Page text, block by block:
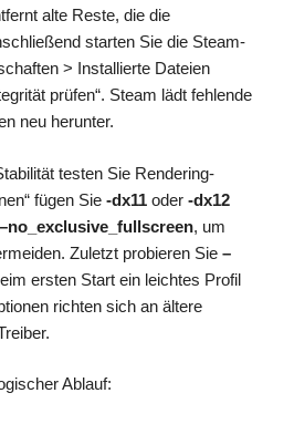
alte Reste, die die
starten Sie die Steam-
> Installierte Dateien
prüfen“. Steam lädt fehlende
neu herunter.
testen Sie Rendering-
fügen Sie -dx11 oder -dx12
–no_exclusive_fullscreen, um
Zuletzt probieren Sie –
ersten Start ein leichtes Profil
richten sich an ältere
Ablauf: